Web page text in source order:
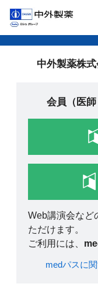
中外製薬株
会員（医
Web講演会など
ただけます。
ご利用には、
medパスに